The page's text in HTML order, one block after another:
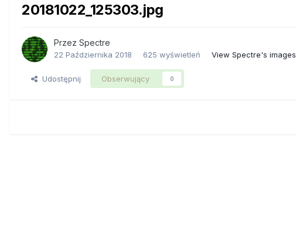
20181022_125303.jpg
Przez Spectre
22 Października 2018 625 wyświetleń View Spectre's images
Udostępnij Obserwujący 0